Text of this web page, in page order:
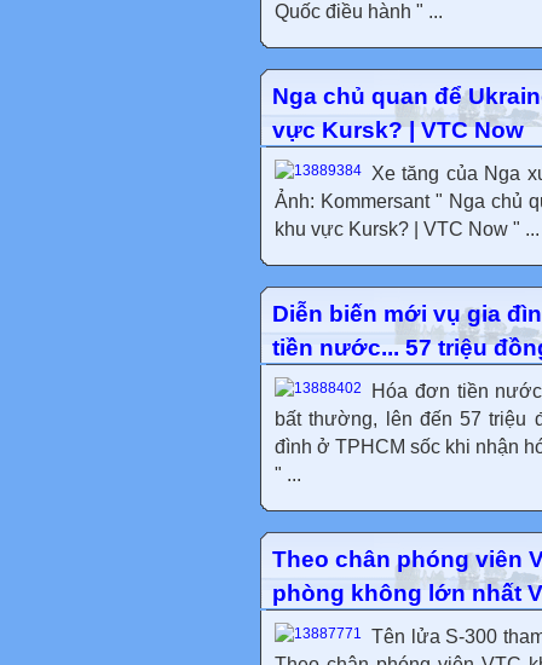
Quốc điều hành " ...
Nga chủ quan để
vực Kursk? | VTC Now
Xe tăng của Nga
Ảnh: Kommersant " Nga chủ
khu vực Kursk? | VTC Now " ...
Diễn biến mới vụ gia
tiền nước... 57 triệu
Hóa đơn tiền
bất thường, lên đến 57 triệu
đình ở TPHCM sốc khi nhận
" ...
Theo chân phóng viên
phòng không lớn nhất
Tên lửa S-300